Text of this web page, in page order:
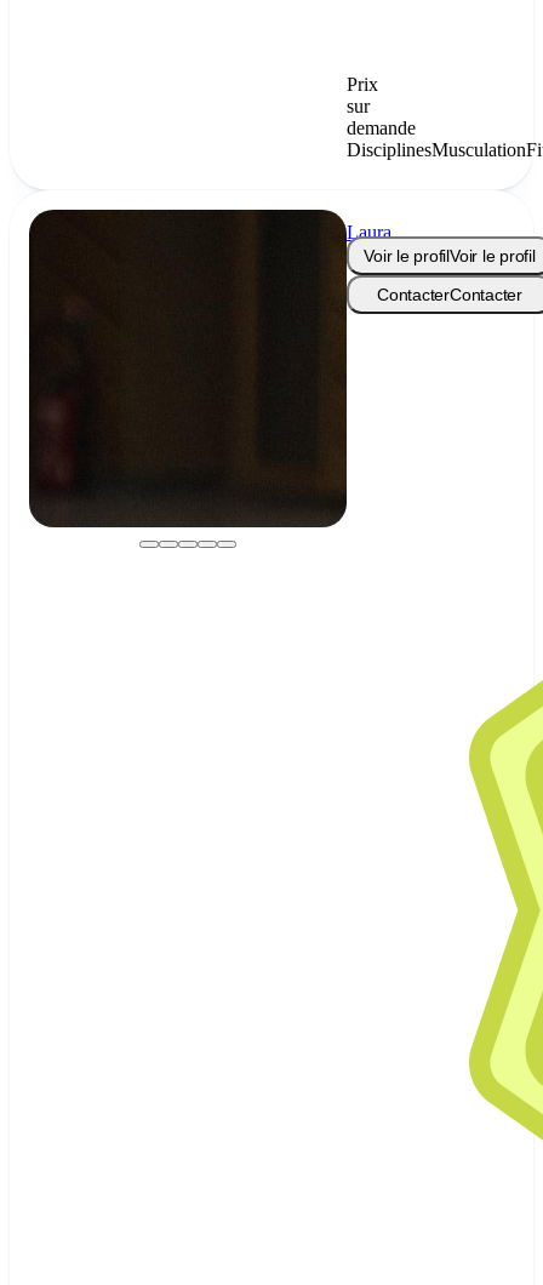
Prix
sur
demande
DisciplinesMusculation
Laura
Conrad
Voir le profilVoir le profil
ContacterContacter